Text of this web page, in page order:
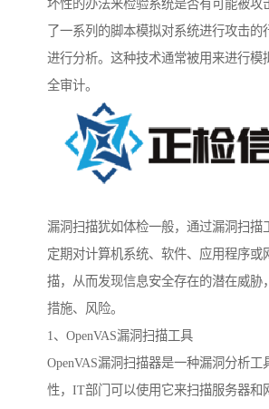
坏性的办法来检验系统是否有可能被攻
了一系列的脚本模拟对系统进行攻击的
进行分析。这种技术通常被用来进行模
全审计。
漏洞扫描犹如体检一般，通过漏洞扫描
定期对计算机系统、软件、应用程序或
描，从而发现信息安全存在的潜在威胁
措施、风险。
1、OpenVAS漏洞扫描工具
OpenVAS漏洞扫描器是一种漏洞分析工
性，IT部门可以使用它来扫描服务器和